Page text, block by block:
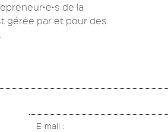
de la
gérée par et pour des
E-mail :